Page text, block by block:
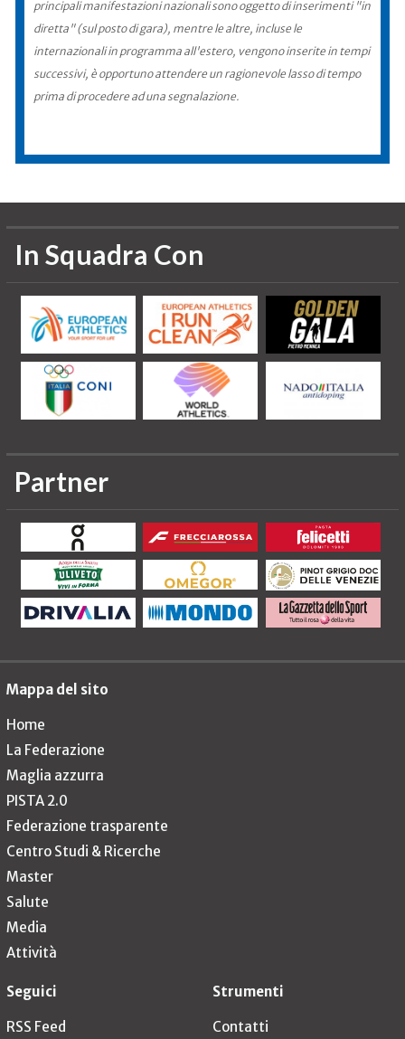
principali manifestazioni nazionali sono oggetto di inserimenti "in
diretta" (sul posto di gara), mentre le altre, incluse le
internazionali in programma all'estero, vengono inserite in tempi
successivi, è opportuno attendere un ragionevole lasso di tempo
prima di procedere ad una segnalazione.
In Squadra Con
Partner
Mappa del sito
Home
La Federazione
Maglia azzurra
PISTA 2.0
Federazione trasparente
Centro Studi & Ricerche
Master
Salute
Media
Attività
Seguici
RSS Feed
Strumenti
Contatti